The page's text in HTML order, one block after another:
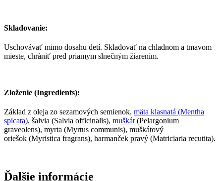
Skladovanie:
Uschovávať mimo dosahu detí. Skladovať na chladnom a tmavom
mieste, chrániť pred priamym slnečným žiarením.
Zloženie (Ingredients):
Základ z oleja zo sezamových semienok, mäta klasnatá (Mentha
spicata), šalvia (Salvia officinalis), muškát (Pelargonium
graveolens), myrta (Myrtus communis), muškátový
oriešok (Myristica fragrans), harmanček pravý (Matriciaria recutita).
Ďalšie informácie